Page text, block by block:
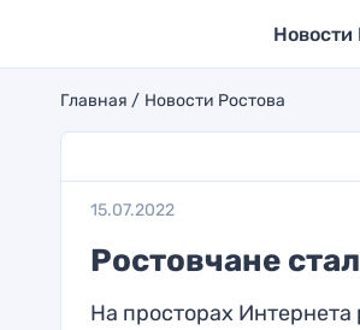
Новости
Главная Новости Ростова
15.07.2022
Ростовчане
На просторах Интернета